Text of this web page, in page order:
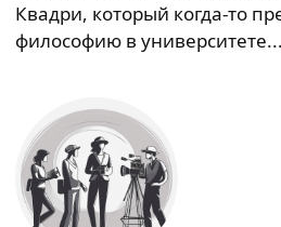
Квадри, который когда-то
философию в университете...